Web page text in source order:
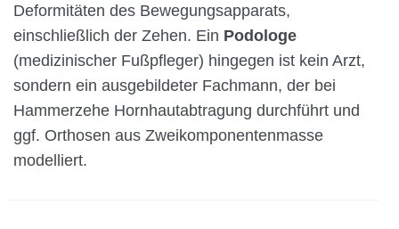
Deformitäten des Bewegungsapparats,
einschließlich der Zehen. Ein Podologe
(medizinischer Fußpfleger) hingegen ist kein Arzt,
sondern ein ausgebildeter Fachmann, der bei
Hammerzehe Hornhautabtragung durchführt und
ggf. Orthosen aus Zweikomponentenmasse
modelliert.